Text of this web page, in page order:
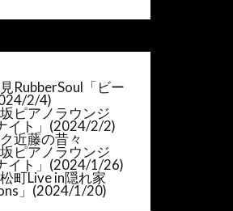
RubberSoul「ビー
2/4)
ピアノラウンジ
イト」(2024/2/2)
近藤の昔々
ピアノラウンジ
イト」(2024/1/26)
町Live in隠れ家
」(2024/1/20)